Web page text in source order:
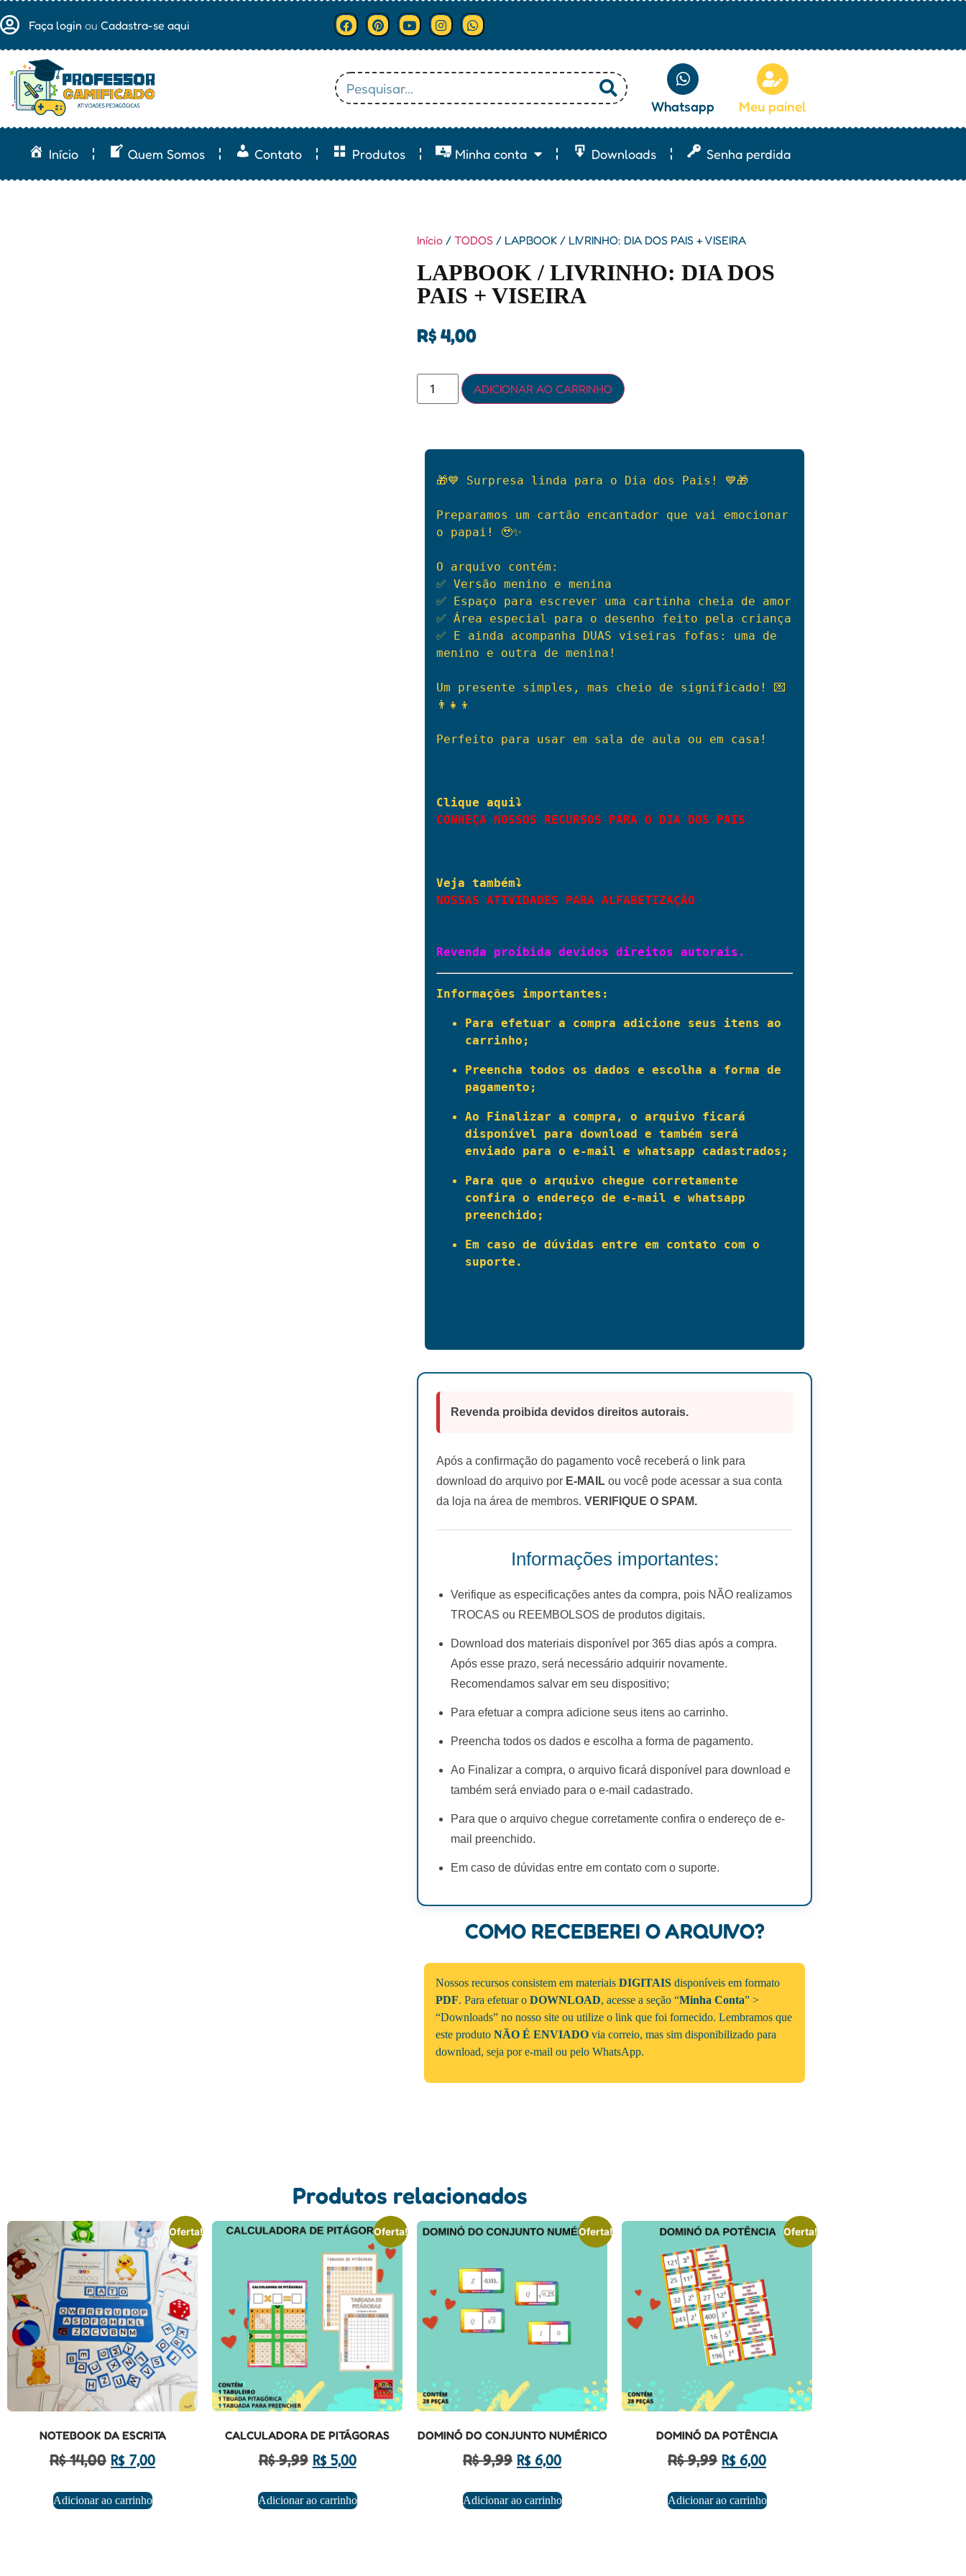
Faça login ou Cadastra-se aqui
Whatsapp Meu painel
Início Quem Somos Contato Produtos Minha conta Downloads Senha perdida
Início / TODOS / LAPBOOK / LIVRINHO: DIA DOS PAIS + VISEIRA
LAPBOOK / LIVRINHO: DIA DOS
PAIS + VISEIRA
R$4,00
ADICIONAR AO CARRINHO
🎁💙 Surpresa linda para o Dia dos Pais! 💙🎁
Preparamos um cartão encantador que vai emocionar
o papai! 🥹✨
✅ Versão menino e menina
✅ Espaço para escrever uma cartinha cheia de amor
✅ Área especial para o desenho feito pela criança
✅ E ainda acompanha DUAS viseiras fofas: uma de
menino e outra de menina!
Um presente simples, mas cheio de significado! 💌
👨‍👧‍👦
Perfeito para usar em sala de aula ou em casa!
Clique aqui⤵
CONHEÇA NOSSOS RECURSOS PARA O DIA DOS PAIS
Veja também⤵
NOSSAS ATIVIDADES PARA ALFABETIZAÇÃO
Revenda proibida devidos direitos autorais.
Informações importantes:
Para efetuar a compra adicione seus itens ao
carrinho;
Preencha todos os dados e escolha a forma de
pagamento;
Ao Finalizar a compra, o arquivo ficará
disponível para download e também será
enviado para o e-mail e whatsapp cadastrados;
Para que o arquivo chegue corretamente
confira o endereço de e-mail e whatsapp
preenchido;
Em caso de dúvidas entre em contato com o
suporte.
Revenda proibida devidos direitos autorais.
Após a confirmação do pagamento você receberá o link para
download do arquivo por E-MAIL ou você pode acessar a sua conta
da loja na área de membros. VERIFIQUE O SPAM.
Informações importantes:
Verifique as especificações antes da compra, pois NÃO realizamos
TROCAS ou REEMBOLSOS de produtos digitais.
Download dos materiais disponível por 365 dias após a compra.
Após esse prazo, será necessário adquirir novamente.
Recomendamos salvar em seu dispositivo;
Para efetuar a compra adicione seus itens ao carrinho.
Preencha todos os dados e escolha a forma de pagamento.
Ao Finalizar a compra, o arquivo ficará disponível para download e
também será enviado para o e-mail cadastrado.
Para que o arquivo chegue corretamente confira o endereço de e-
mail preenchido.
Em caso de dúvidas entre em contato com o suporte.
COMO RECEBEREI O ARQUIVO?
Nossos recursos consistem em materiais DIGITAIS disponíveis em formato
PDF. Para efetuar o DOWNLOAD, acesse a seção “Minha Conta” >
“Downloads” no nosso site ou utilize o link que foi fornecido. Lembramos que
este produto NÃO É ENVIADO via correio, mas sim disponibilizado para
download, seja por e-mail ou pelo WhatsApp.
Produtos relacionados
Oferta!
NOTEBOOK DA ESCRITA
R$14,00 R$7,00
Adicionar ao carrinho
Oferta!
CALCULADORA DE PITÁGORAS
R$9,99 R$5,00
Adicionar ao carrinho
Oferta!
DOMINÓ DO CONJUNTO NUMÉRICO
R$9,99 R$6,00
Adicionar ao carrinho
Oferta!
DOMINÓ DA POTÊNCIA
R$9,99 R$6,00
Adicionar ao carrinho